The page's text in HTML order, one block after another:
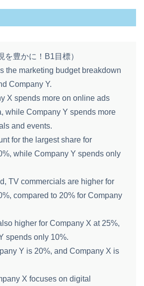
を豊かに！B1目標）
the marketing budget breakdown
Company Y.
X spends more on online ads
while Company Y spends more
and events.
for the largest share for
while Company Y spends only
TV commercials are higher for
compared to 20% for Company
higher for Company X at 25%,
spends only 10%.
Y is 20%, and Company X is
X focuses on digital